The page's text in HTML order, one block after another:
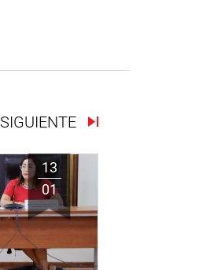
SIGUIENTE
13
01